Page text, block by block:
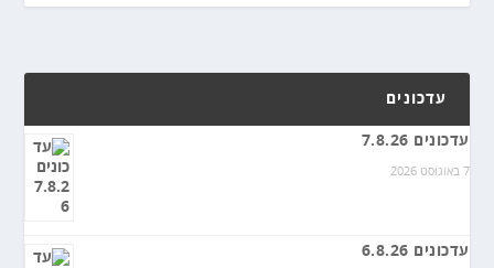
עדכונים
עדכונים 7.8.26
7 באוגוסט 2026
עדכונים 6.8.26